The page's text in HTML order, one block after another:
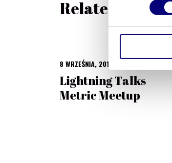
Related Posts
8 WRZEŚNIA, 2019
Lightning Talks
Metric Meetup